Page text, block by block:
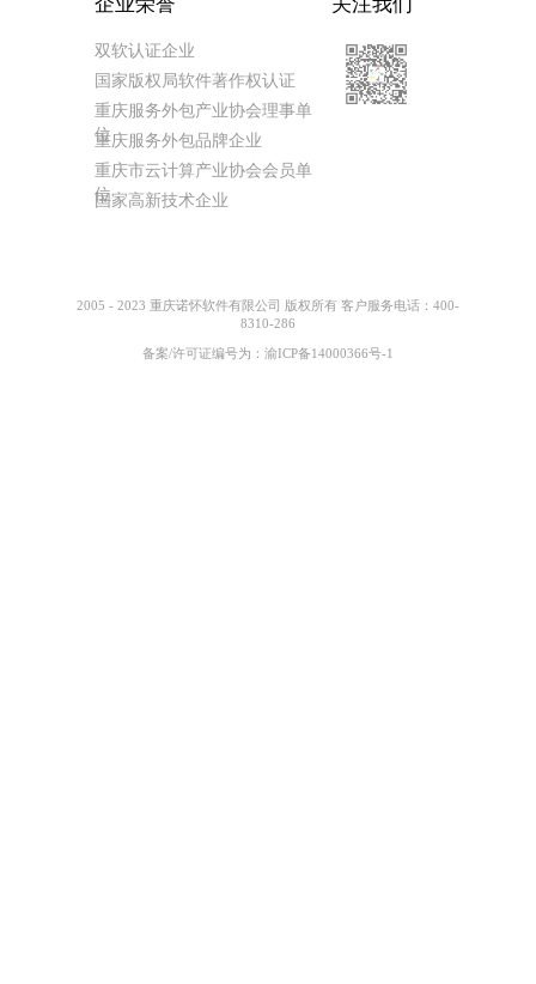
双软认证企业
国家版权局软件著作权认证
重庆服务外包产业协会理事单
位
重庆服务外包品牌企业
重庆市云计算产业协会会员单
位
国家高新技术企业
2005 - 2023 重庆诺怀软件有限公司 版权所有 客户服务电话：400-
8310-286
备案/许可证编号为： 渝ICP备14000366号-1